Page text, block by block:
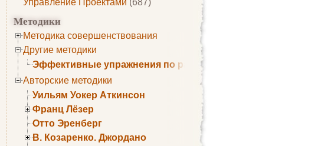
Управление Проектами (687)
Методики
Методика совершенствования
Другие методики
Эффективные упражнения по развитию памяти
Авторские методики
Уильям Уокер Аткинсон
Франц Лёзер
Отто Эренберг
В. Козаренко. Джордано